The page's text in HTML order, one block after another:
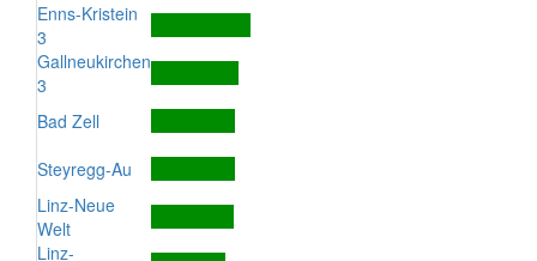
Enns-Kristein
3
Gallneukirchen
3
Bad Zell
Steyregg-Au
Linz-Neue
Welt
Linz-